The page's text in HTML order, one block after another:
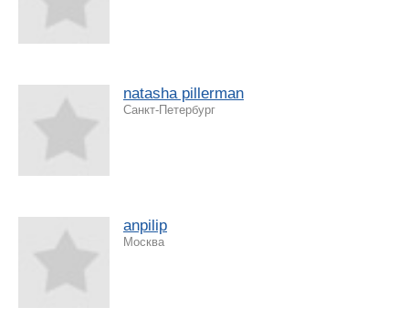
natasha pillerman
Санкт-Петербург
anpilip
Москва